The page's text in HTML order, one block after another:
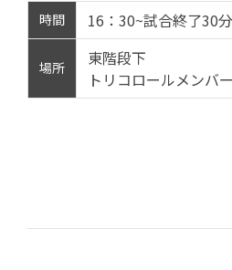
時間 16：30~試合終了30分
場所
東階段下
トリコロールメンバ